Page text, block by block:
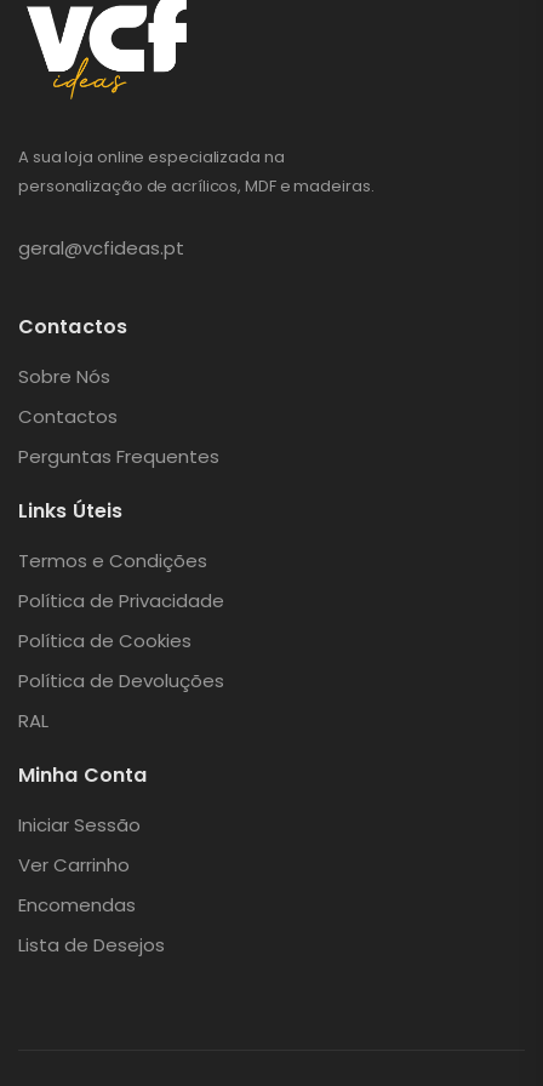
A sua loja online especializada na
personalização de acrílicos, MDF e madeiras.
geral@vcfideas.pt
Contactos
Sobre Nós
Contactos
Perguntas Frequentes
Links Úteis
Termos e Condições
Política de Privacidade
Política de Cookies
Política de Devoluções
RAL
Minha Conta
Iniciar Sessão
Ver Carrinho
Encomendas
Lista de Desejos